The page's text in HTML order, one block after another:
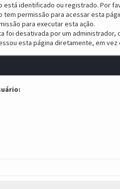
está identificado ou registrado. Por
tem permissão para acessar esta
para executar esta ação.
foi desativada por um
esta página diretamente, em